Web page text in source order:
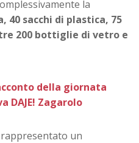
la
40 sacchi di plastica, 75
200 bottiglie di vetro e
della giornata
DAJE! Zagarolo
rappresentato un